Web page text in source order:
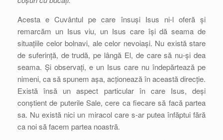
Acesta e Cuvântul pe care însuși Isus ni-l oferă și
remarcăm un Isus viu, un Isus care își dă seama de
situațiile celor bolnavi, ale celor nevoiași. Nu există stare
de suferință, de trudă, pe lângă El, de care să nu-și dea
seama. Și observați, e un Isus care nu îndepărtează pe
nimeni, ca să spunem așa, acționează în această direcție.
Există însă un aspect particular în care Isus, deși
conștient de puterile Sale, cere ca fiecare să facă partea
sa. Nu există nici un miracol care s-ar putea înfăptui fără
ca noi să facem partea noastră.